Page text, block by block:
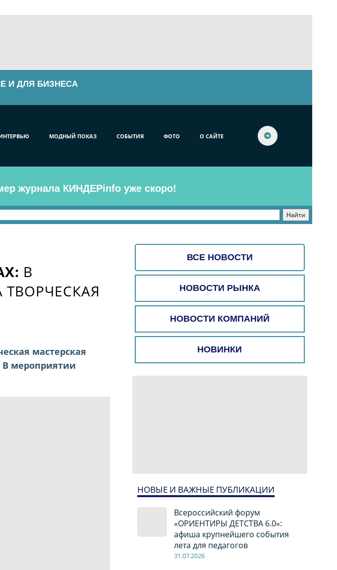
И ДЛЯ БИЗНЕСА
МОДНЫЙ ПОКАЗ СОБЫТИЯ ФОТО О САЙТЕ
журнала КИНДЕРinfo уже скоро!
ВСЕ НОВОСТИ
НОВОСТИ РЫНКА
НОВОСТИ КОМПАНИЙ
НОВИНКИ
НОВЫЕ И ВАЖНЫЕ ПУБЛИКАЦИИ
Всероссийский форум
«ОРИЕНТИРЫ ДЕТСТВА 6.0»:
афиша крупнейшего события
лета для педагогов
31.07.2026
В
мастерская
В мероприятии